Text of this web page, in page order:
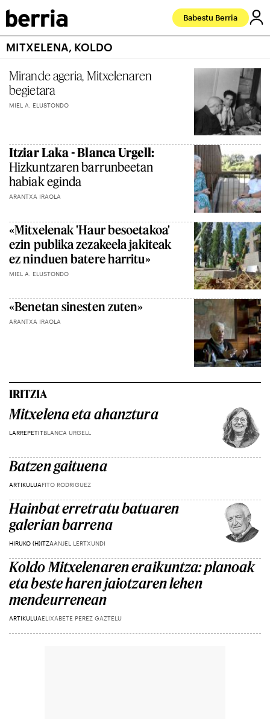
Babestu Berria
MITXELENA, KOLDO
Mirande ageria, Mitxelenaren
begietara
MIEL A. ELUSTONDO
Itziar Laka - Blanca Urgell:
Hizkuntzaren barrunbeetan
habiak eginda
ARANTXA IRAOLA
«Mitxelenak 'Haur besoetakoa'
ezin publika zezakeela jakiteak
ez ninduen batere harritu»
MIEL A. ELUSTONDO
«Benetan sinesten zuten»
ARANTXA IRAOLA
IRITZIA
Mitxelena eta ahanztura
LARREPETITBLANCA URGELL
Batzen gaituena
ARTIKULUAFITO RODRIGUEZ
Hainbat erretratu batuaren
galerian barrena
HIRUKO (H)ITZAANJEL LERTXUNDI
Koldo Mitxelenaren eraikuntza: planoak
eta beste haren jaiotzaren lehen
mendeurrenean
ARTIKULUAELIXABETE PEREZ GAZTELU